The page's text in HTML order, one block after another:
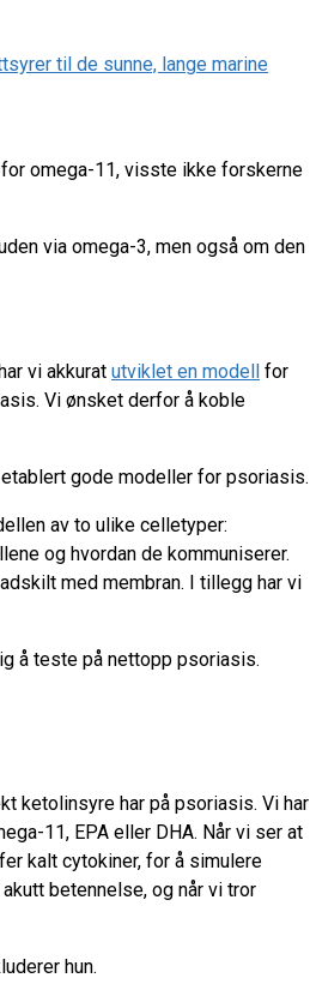
til de sunne, lange marine
omega-11, visste ikke forskerne
via omega-3, men også om den
vi akkurat utviklet en modell for
Vi ønsket derfor å koble
gode modeller for psoriasis.
av to ulike celletyper:
og hvordan de kommuniserer.
med membran. I tillegg har vi
å teste på nettopp psoriasis.
ketolinsyre har på psoriasis. Vi har
11, EPA eller DHA. Når vi ser at
kalt cytokiner, for å simulere
betennelse, og når vi tror
hun.